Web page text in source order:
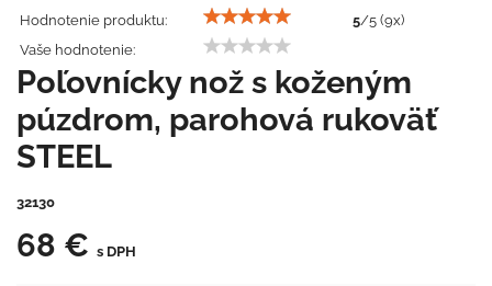
Hodnotenie produktu: 5/5 (9x)
Vaše hodnotenie:
Poľovnícky nož s koženým
púzdrom, parohová rukoväť
STEEL
32130
68 € s DPH